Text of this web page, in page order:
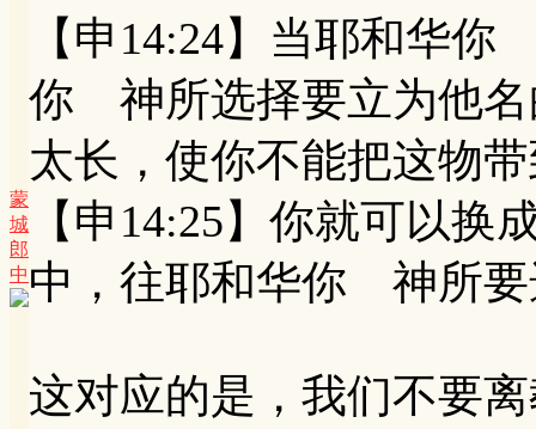
蒙
城
郎
中
【申14:24】当耶和华
你 神所选择要立为他名
太长，使你不能把这物
【申14:25】你就可以
中，往耶和华你 神所要
这对应的是，我们不要